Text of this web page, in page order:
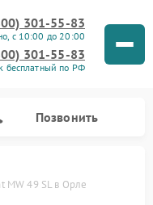
301-55-83
с 10:00 до 20:00
301-55-83
бесплатный по РФ
Позвонить
MW 49 SL в Орле